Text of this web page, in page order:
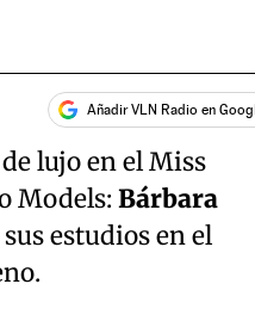
Añadir VLN Radio en
lujo en el Miss
Models: Bárbara
estudios en el